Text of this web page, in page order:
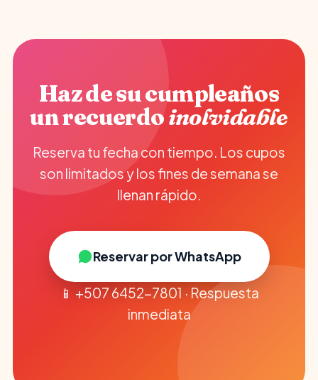
Haz de su cumpleaños
un recuerdoinolvidable
Reserva tu fecha con tiempo. Los cupos
son limitados y los fines de semana se
llenan rápido.
Reservar por WhatsApp
📱 +507 6452-7801 · Respuesta
inmediata